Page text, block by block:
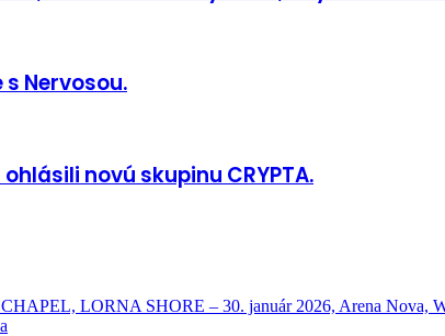
s Nervosou.
novú skupinu CRYPTA.
LORNA SHORE – 30. január 2026, Arena Nova,